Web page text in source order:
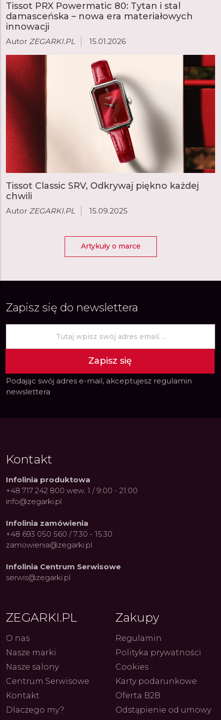
Constant: Pasja,
27.07.2026
Fenomen marki Festina. Od
kolarskich pasji do ikonicznych
kolekcji zegarków
ZEGARKI.PL 4.08.2026
Tissot PRX Powermatic 80: Tytan i stal
damasceńska – nowa era materiałowych
innowacji
Autor ZEGARKI.PL 15.01.2026
Tissot Classic SRV, Odkrywaj piękno każdej
chwili
Autor ZEGARKI.PL 15.09.2025
Artykuły o marce
Zapisz się do newslettera
Zapisz się
Podając swój adres e-mail, akceptujesz regulamin
newslettera
Kontakt
Infolinia produktowa
+48 717 242 800 wew. 1 / 9:00 - 21:00
info@zegarki.pl
Infolinia zamówienia
+48 693 050 560 / 7:30 - 15:30
zamowienia@zegarki.pl
Infolinia Centrum Serwisowe
serwis@zegarki.pl
ZEGARKI.PL
O nas
Nasze marki
Nasze salony
Centrum Serwisowe
Kontakt
Dlaczego my?
Zakupy
Regulamin
Polityka prywatności
Cookies
Karty podarunkowe
Oferta B2B
Odstąpienie od umowy